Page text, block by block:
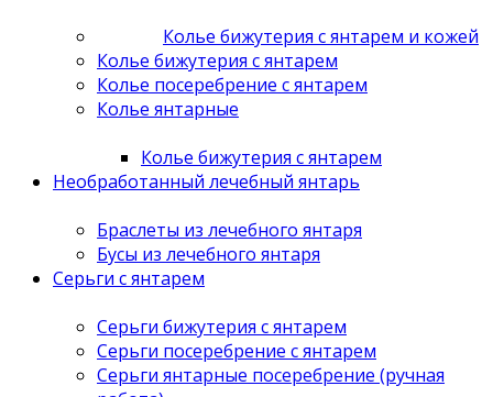
Колье бижутерия с янтарем и кожей
Колье бижутерия с янтарем
Колье посеребрение с янтарем
Колье янтарные
Колье бижутерия с янтарем
Необработанный лечебный янтарь
Браслеты из лечебного янтаря
Бусы из лечебного янтаря
Серьги с янтарем
Серьги бижутерия с янтарем
Серьги посеребрение с янтарем
Серьги янтарные посеребрение (ручная